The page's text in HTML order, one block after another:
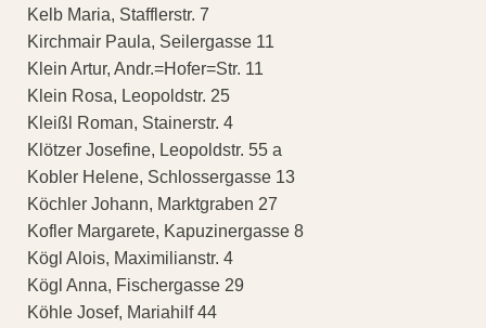
Kelb Maria, Stafflerstr. 7
Kirchmair Paula, Seilergasse 11
Klein Artur, Andr.=Hofer=Str. 11
Klein Rosa, Leopoldstr. 25
Kleißl Roman, Stainerstr. 4
Klötzer Josefine, Leopoldstr. 55 a
Kobler Helene, Schlossergasse 13
Köchler Johann, Marktgraben 27
Kofler Margarete, Kapuzinergasse 8
Kögl Alois, Maximilianstr. 4
Kögl Anna, Fischergasse 29
Köhle Josef, Mariahilf 44